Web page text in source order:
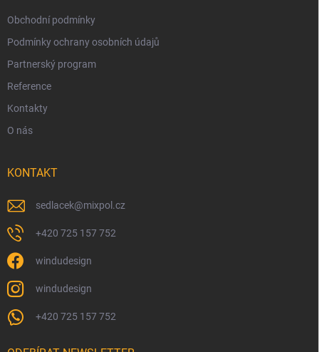
Obchodní podmínky
Podmínky ochrany osobních údajů
Partnerský program
Reference
Kontakty
O nás
KONTAKT
sedlacek@mixpol.cz
+420 725 157 752
windudesign
windudesign
+420 725 157 752